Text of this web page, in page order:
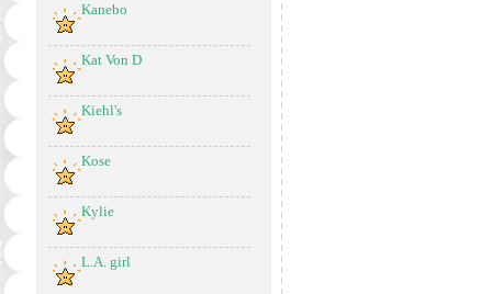
Kanebo
Kat Von D
Kiehl's
Kose
Kylie
L.A. girl